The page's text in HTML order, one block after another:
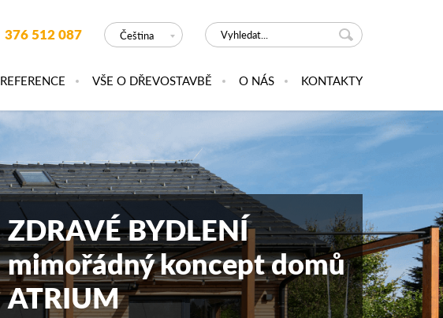
Čeština
376 512 087
REFERENCE VŠE O DŘEVOSTAVBĚ O NÁS KONTAKTY
ZDRAVÉ BYDLENÍ
mimořádný koncept domů
ATRIUM